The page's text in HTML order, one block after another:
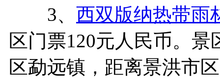
3、 西双版纳热带雨
区门票120元人民币。
区勐远镇，距离景洪市